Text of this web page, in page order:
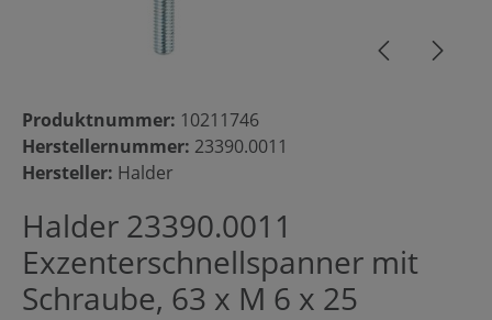
Produktnummer: 10211746
Herstellernummer: 23390.0011
Hersteller: Halder
Halder 23390.0011
Exzenterschnellspanner mit
Schraube, 63 x M 6 x 25